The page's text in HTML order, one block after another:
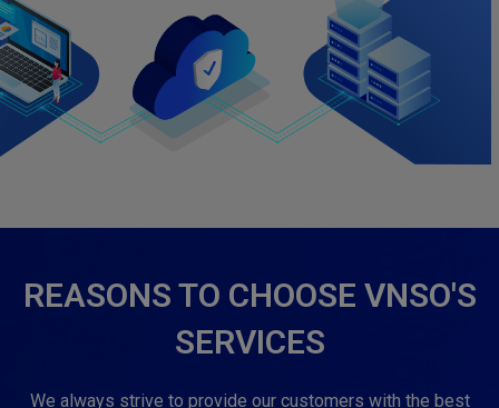
REASONS TO CHOOSE VNSO'S
SERVICES
We always strive to provide our customers with the best